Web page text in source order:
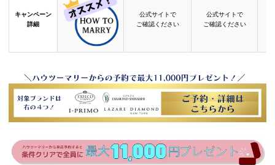
キャンペーン
詳細
公式サイトで
ご確認ください
公式サイトで
ご確認ください